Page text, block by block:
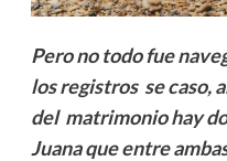
Pero no todo fue
los registros se caso,
del matrimonio hay
Juana que entre